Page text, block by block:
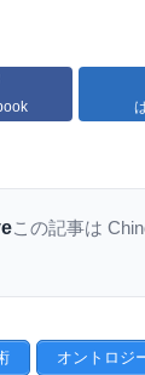
この記事は
オントロジ